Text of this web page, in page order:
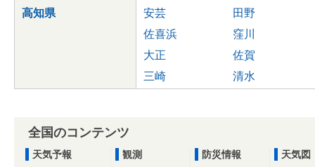
高知県
安芸
田野
佐喜浜
窪川
大正
佐賀
三崎
清水
全国のコンテンツ
天気予報
観測
防災情報
天気図